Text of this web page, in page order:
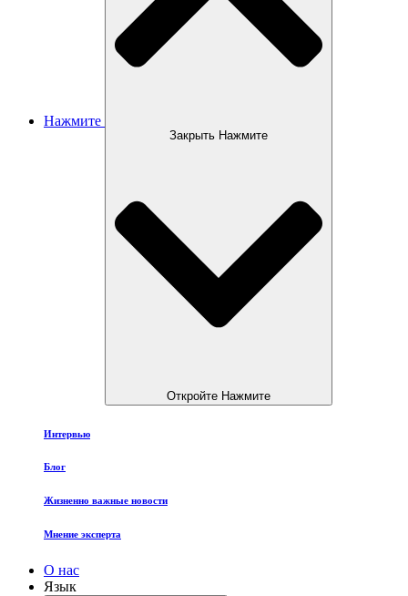
Нажмите
Закрыть Нажмите
Откройте Нажмите
Интервью
Блог
Жизненно важные новости
Мнение эксперта
О нас
Язык